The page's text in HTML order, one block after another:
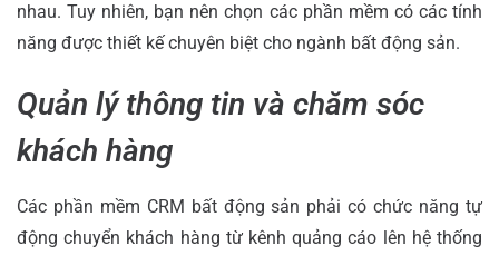
nhau. Tuy nhiên, bạn nên chọn các phần mềm có các tính
năng được thiết kế chuyên biệt cho ngành bất động sản.
Quản lý thông tin và chăm sóc
khách hàng
Các phần mềm CRM bất động sản phải có chức năng tự
động chuyển khách hàng từ kênh quảng cáo lên hệ thống